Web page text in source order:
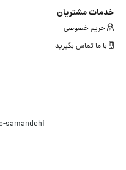
خدمات مشتریان
حریم خصوصی
با ما تماس بگیرید